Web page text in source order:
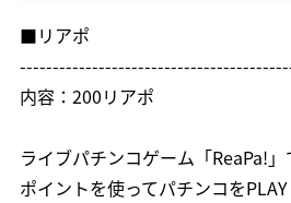
■リアポ
内容：200リアポ
ライブパチンコゲーム「ReaPa!
ポイントを使ってパチンコをPLAY